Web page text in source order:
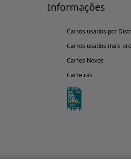
Informações
Carros usados por
Carros usados mais
Carros Novos
Carreiras